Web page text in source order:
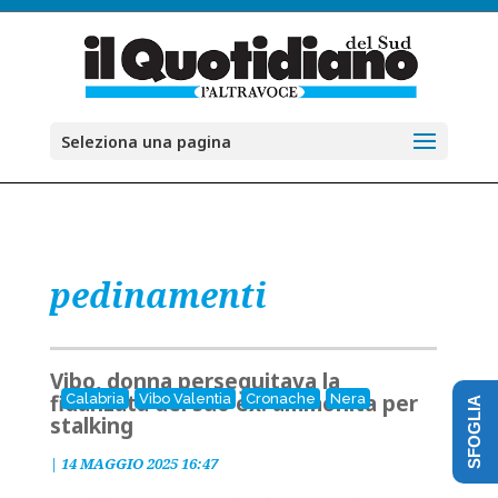
Seleziona una pagina
pedinamenti
Calabria Vibo Valentia Cronache Nera
Vibo, donna perseguitava la
fidanzata del suo ex: ammonita per
stalking
| 14 MAGGIO 2025 16:47 SFOGLIA